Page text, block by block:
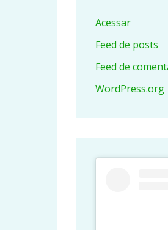
Acessar
Feed de posts
Feed de
WordPress.org